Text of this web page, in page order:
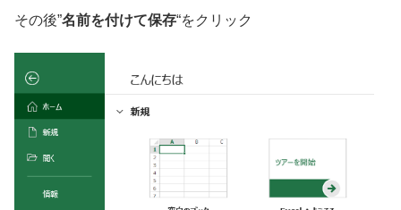
その後”名前を付けて保存“をクリック